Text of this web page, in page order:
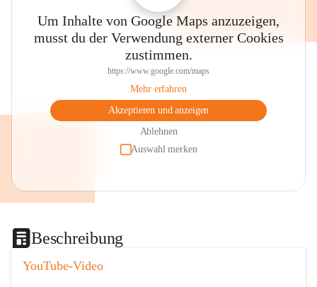
Um Inhalte von Google Maps anzuzeigen,
musst du der Verwendung externer Cookies
zustimmen.
https://www.google.com/maps
Mehr erfahren
Akzeptieren und anzeigen
Ablehnen
Auswahl merken
Beschreibung
YouTube-Video